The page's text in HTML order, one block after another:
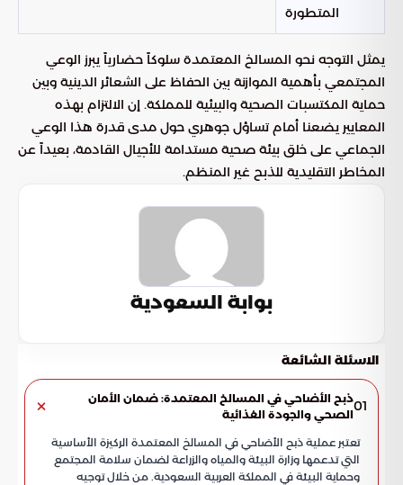
المتطورة
يمثل التوجه نحو المسالخ المعتمدة سلوكاً حضارياً يبرز الوعي
المجتمعي بأهمية الموازنة بين الحفاظ على الشعائر الدينية وبين
حماية المكتسبات الصحية والبيئية للمملكة. إن الالتزام بهذه
المعايير يضعنا أمام تساؤل جوهري حول مدى قدرة هذا الوعي
الجماعي على خلق بيئة صحية مستدامة للأجيال القادمة، بعيداً عن
المخاطر التقليدية للذبح غير المنظم.
بوابة السعودية
الاسئلة الشائعة
01ذبح الأضاحي في المسالخ المعتمدة: ضمان الأمان
الصحي والجودة الغذائية
تعتبر عملية ذبح الأضاحي في المسالخ المعتمدة الركيزة الأساسية
التي تدعمها وزارة البيئة والمياه والزراعة لضمان سلامة المجتمع
وحماية البيئة في المملكة العربية السعودية. من خلال توجيه